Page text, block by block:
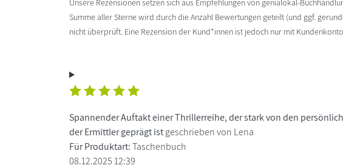
Summe aller Sterne wird durch die Anzahl Bewertungen geteilt (und ggf.
nicht überprüft. Eine Rezension der Kund*innen ist jedoch nur mit
Spannender Auftakt einer Thrillerreihe, der stark von den
der Ermittler geprägt istgeschrieben von Lena
Für Produktart:Taschenbuch
08.12.2025 12:39